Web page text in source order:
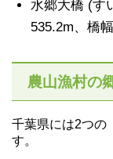
水郷大橋 (す
535.2m、橋
農山漁村の
千葉県には2つの
す。